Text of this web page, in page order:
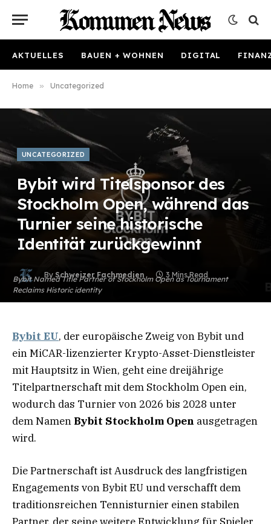
AKTUELLES BAUEN + WOHNEN DIGITAL
Home » Uncategorized
Bybit Named Title Partner of Stockholm Open as Tournament
Reclaims Historic identity
UNCATEGORIZED
Bybit wird Titelsponsor des
Stockholm Open, während das
Turnier seine historische
Identität zurückgewinnt
By Schweizer Fachmedien 3 Mins Read
Bybit EU, der europäische Zweig von Bybit und
ein MiCAR-lizenzierter Krypto-Asset-Dienstleister
mit Hauptsitz in Wien, geht eine dreijährige
Titelpartnerschaft mit dem Stockholm Open ein,
wodurch das Turnier von 2026 bis 2028 unter
dem Namen Bybit Stockholm Open ausgetragen
wird.
Die Partnerschaft ist Ausdruck des langfristigen
Engagements von Bybit EU und verschafft dem
traditionsreichen Tennisturnier einen stabilen